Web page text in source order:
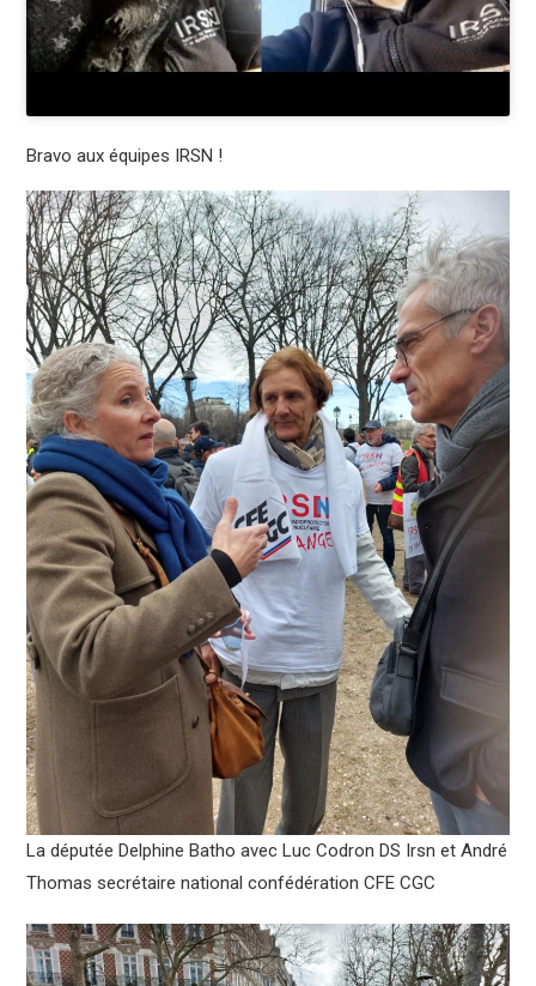
Bravo aux équipes IRSN !
La députée Delphine Batho avec Luc Codron DS Irsn et André
Thomas secrétaire national confédération CFE CGC